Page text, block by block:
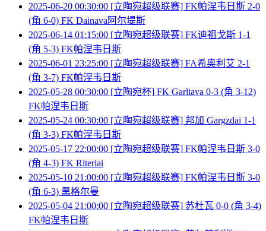
2025-06-20 00:30:00 [立陶宛超级联赛] FK帕涅韦日斯 2-0
(角 6-0) FK Dainava阿尔堤斯
2025-06-14 01:15:00 [立陶宛超级联赛] FK迪祖戈斯 1-1
(角 5-3) FK帕涅韦日斯
2025-06-01 23:25:00 [立陶宛超级联赛] FA希奥利艾 2-1
(角 3-7) FK帕涅韦日斯
2025-05-28 00:30:00 [立陶宛杯] FK Garliava 0-3 (角 3-12)
FK帕涅韦日斯
2025-05-24 00:30:00 [立陶宛超级联赛] 邦加 Gargzdai 1-1
(角 3-3) FK帕涅韦日斯
2025-05-17 22:00:00 [立陶宛超级联赛] FK帕涅韦日斯 3-0
(角 4-3) FK Riteriai
2025-05-10 21:00:00 [立陶宛超级联赛] FK帕涅韦日斯 3-0
(角 6-3) 黑格尔曼
2025-05-04 21:00:00 [立陶宛超级联赛] 苏杜瓦 0-0 (角 3-4)
FK帕涅韦日斯